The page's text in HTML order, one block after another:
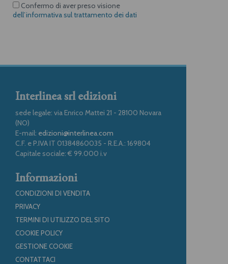
Confermo di aver preso visione
dell’informativa sul trattamento dei dati
Interlinea srl edizioni
sede legale: via Enrico Mattei 21 - 28100 Novara
(NO)
E-mail: edizioni@interlinea.com
C.F. e P.IVA IT 01384860035 - R.E.A.: 169804
Capitale sociale: € 99.000 i.v
Informazioni
CONDIZIONI DI VENDITA
PRIVACY
TERMINI DI UTILIZZO DEL SITO
COOKIE POLICY
GESTIONE COOKIE
CONTATTACI